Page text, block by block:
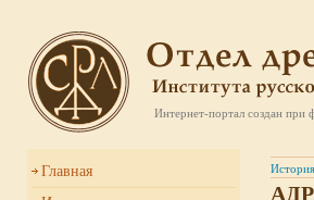
Интернет-портал создан при
Главная
История